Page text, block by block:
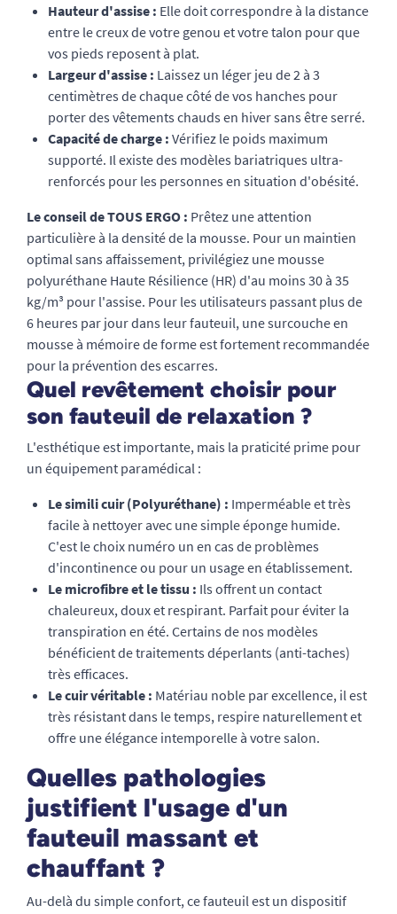
Hauteur d'assise : Elle doit correspondre à la distance
entre le creux de votre genou et votre talon pour que
vos pieds reposent à plat.
Largeur d'assise : Laissez un léger jeu de 2 à 3
centimètres de chaque côté de vos hanches pour
porter des vêtements chauds en hiver sans être serré.
Capacité de charge : Vérifiez le poids maximum
supporté. Il existe des modèles bariatriques ultra-
renforcés pour les personnes en situation d'obésité.
Le conseil de TOUS ERGO : Prêtez une attention
particulière à la densité de la mousse. Pour un maintien
optimal sans affaissement, privilégiez une mousse
polyuréthane Haute Résilience (HR) d'au moins 30 à 35
kg/m³ pour l'assise. Pour les utilisateurs passant plus de
6 heures par jour dans leur fauteuil, une surcouche en
mousse à mémoire de forme est fortement recommandée
pour la prévention des escarres.
Quel revêtement choisir pour
son fauteuil de relaxation ?
L'esthétique est importante, mais la praticité prime pour
un équipement paramédical :
Le simili cuir (Polyuréthane) : Imperméable et très
facile à nettoyer avec une simple éponge humide.
C'est le choix numéro un en cas de problèmes
d'incontinence ou pour un usage en établissement.
Le microfibre et le tissu : Ils offrent un contact
chaleureux, doux et respirant. Parfait pour éviter la
transpiration en été. Certains de nos modèles
bénéficient de traitements déperlants (anti-taches)
très efficaces.
Le cuir véritable : Matériau noble par excellence, il est
très résistant dans le temps, respire naturellement et
offre une élégance intemporelle à votre salon.
Quelles pathologies
justifient l'usage d'un
fauteuil massant et
chauffant ?
Au-delà du simple confort, ce fauteuil est un dispositif